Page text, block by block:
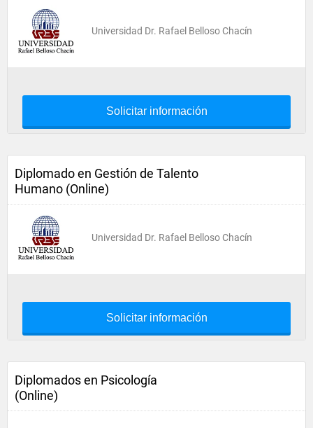
Universidad Dr. Rafael Belloso Chacín
Solicitar información
Diplomado en Gestión de Talento
Humano (Online)
Universidad Dr. Rafael Belloso Chacín
Solicitar información
Diplomados en Psicología
(Online)